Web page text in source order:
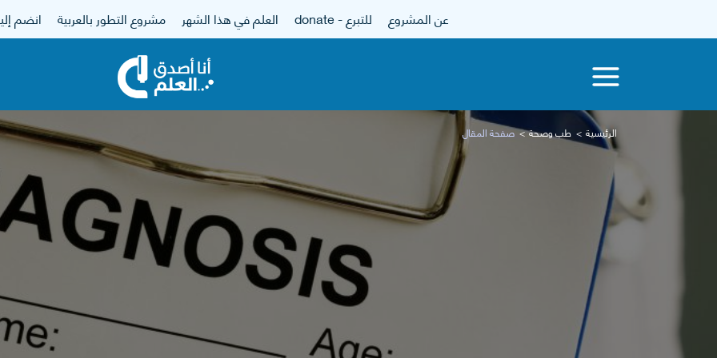
عن المشروع للتبرع - donate العلم في هذا الشهر مشروع التطور بالعربية انضم
الرئيسية طب وصحة صفحة المقال